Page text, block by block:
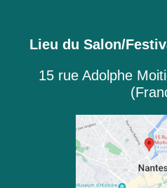
Lieu du Salon/
15 rue Adolphe